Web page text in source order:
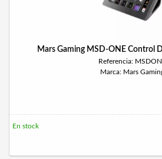
Mars Gaming MSD-ONE Control
Referencia:
Marca: Mars
En stock